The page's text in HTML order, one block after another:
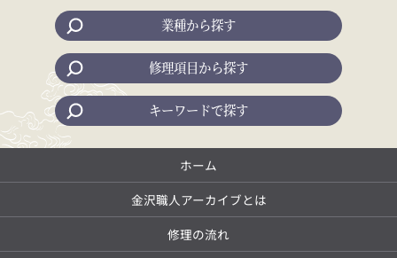
業種から探す
修理項目から探す
キーワードで探す
ホーム
金沢職人アーカイブとは
修理の流れ